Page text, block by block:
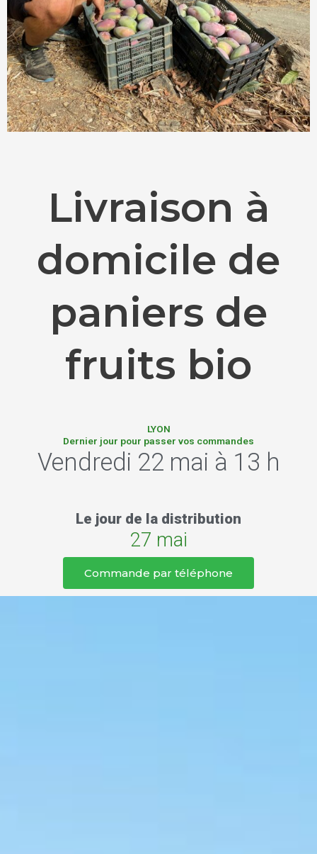
Livraison à
domicile de
paniers de
fruits bio
LYON
Dernier jour pour passer vos commandes
Vendredi 22 mai à 13 h
Le jour de la distribution
27 mai
Commande par téléphone